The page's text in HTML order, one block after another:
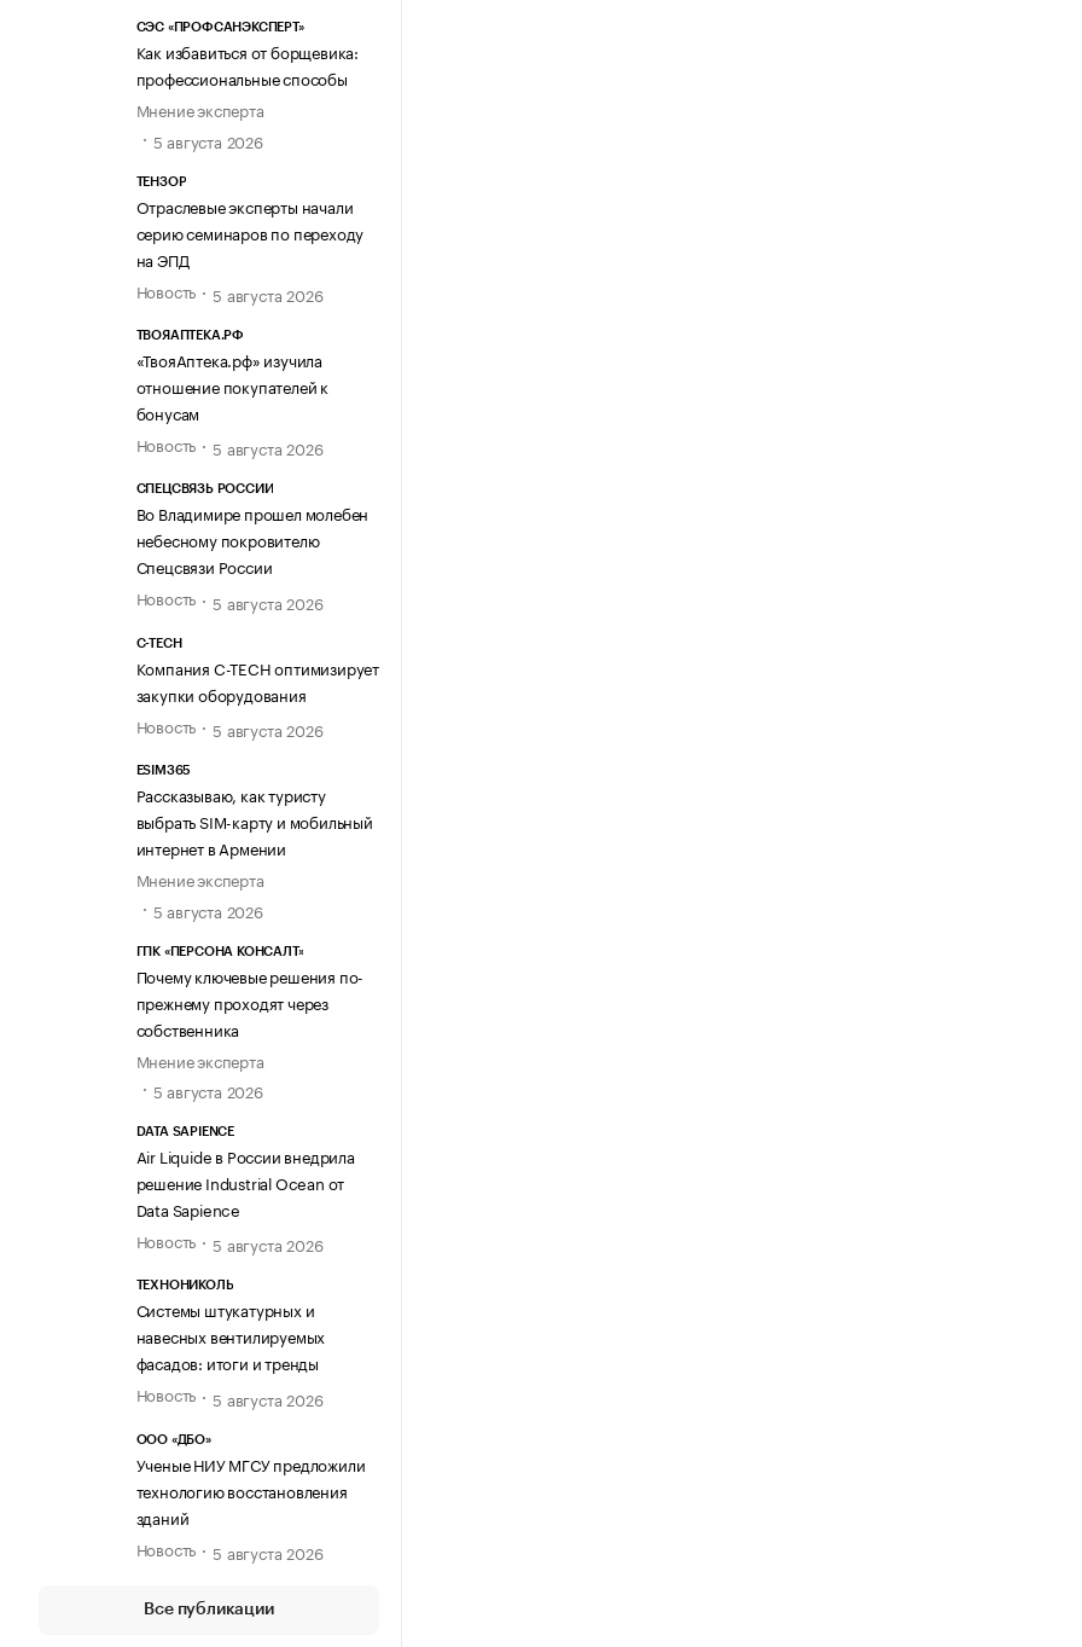
СЭС «ПРОФСАНЭКСПЕРТ»
Как избавиться от борщевика:
профессиональные способы
Мнение эксперта
5 августа 2026
ТЕНЗОР
Отраслевые эксперты начали
серию семинаров по переходу
на ЭПД
Новость
5 августа 2026
ТВОЯАПТЕКА.РФ
«ТвояАптека.рф» изучила
отношение покупателей к
бонусам
Новость
5 августа 2026
СПЕЦСВЯЗЬ РОССИИ
Во Владимире прошел молебен
небесному покровителю
Спецсвязи России
Новость
5 августа 2026
C-TECH
Компания C-TECH оптимизирует
закупки оборудования
Новость
5 августа 2026
ESIM365
Рассказываю, как туристу
выбрать SIM-карту и мобильный
интернет в Армении
Мнение эксперта
5 августа 2026
ГПК «ПЕРСОНА КОНСАЛТ»
Почему ключевые решения по-
прежнему проходят через
собственника
Мнение эксперта
5 августа 2026
DATA SAPIENCE
Air Liquide в России внедрила
решение Industrial Ocean от
Data Sapience
Новость
5 августа 2026
ТЕХНОНИКОЛЬ
Системы штукатурных и
навесных вентилируемых
фасадов: итоги и тренды
Новость
5 августа 2026
ООО «ДБО»
Ученые НИУ МГСУ предложили
технологию восстановления
зданий
Новость
5 августа 2026
Все публикации